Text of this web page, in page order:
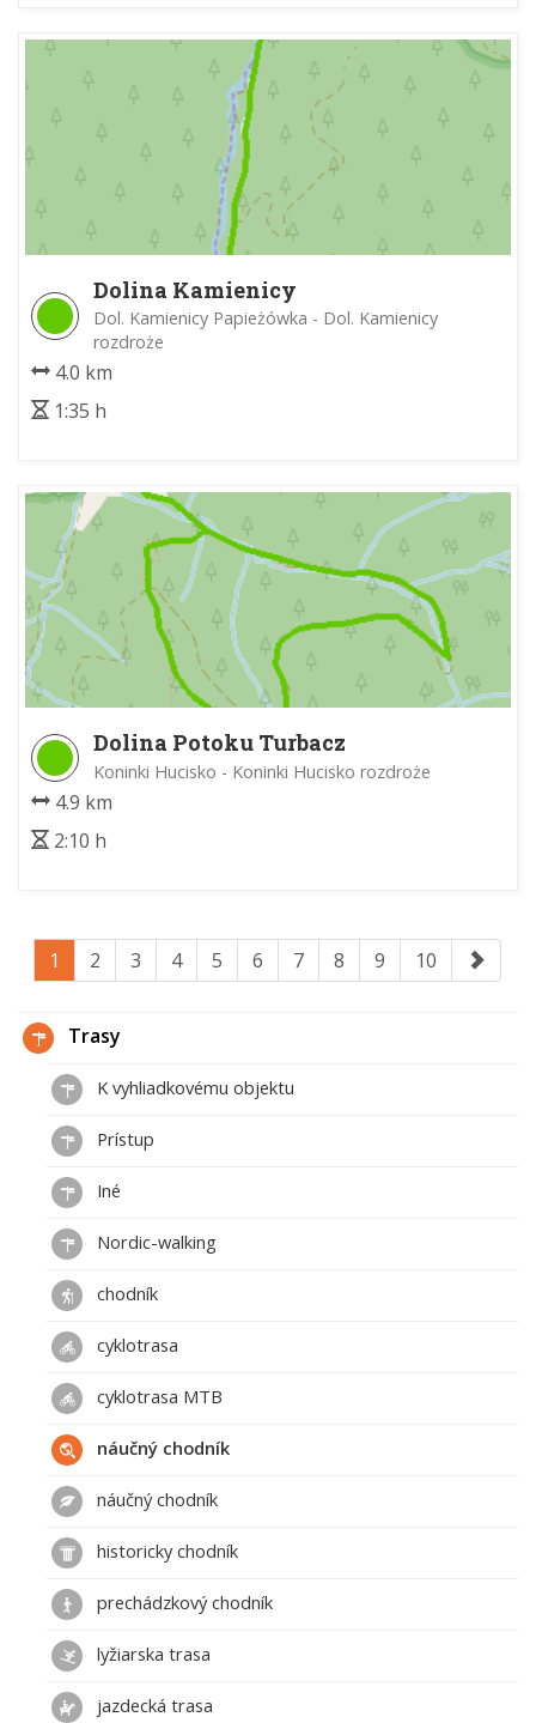
Dolina Kamienicy
Dol. Kamienicy Papieżówka - Dol. Kamienicy
rozdroże
4.0 km
1:35 h
Dolina Potoku Turbacz
Koninki Hucisko - Koninki Hucisko rozdroże
4.9 km
2:10 h
1 2 3 4 5 6 7 8 9 10
Trasy
K vyhliadkovému objektu
Prístup
Iné
Nordic-walking
chodník
cyklotrasa
cyklotrasa MTB
náučný chodník
náučný chodník
historicky chodník
prechádzkový chodník
lyžiarska trasa
jazdecká trasa